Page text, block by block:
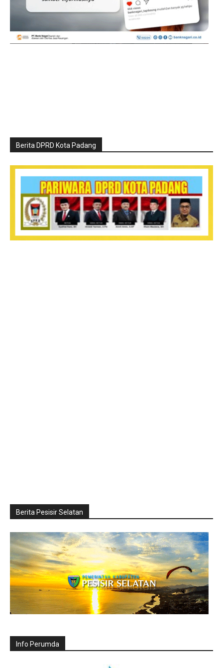
Berita DPRD Kota Padang
Berita Pesisir Selatan
Info Perumda